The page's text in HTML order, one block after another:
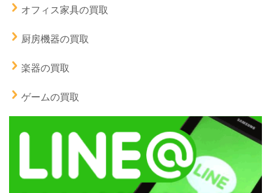
オフィス家具の買取
厨房機器の買取
楽器の買取
ゲームの買取